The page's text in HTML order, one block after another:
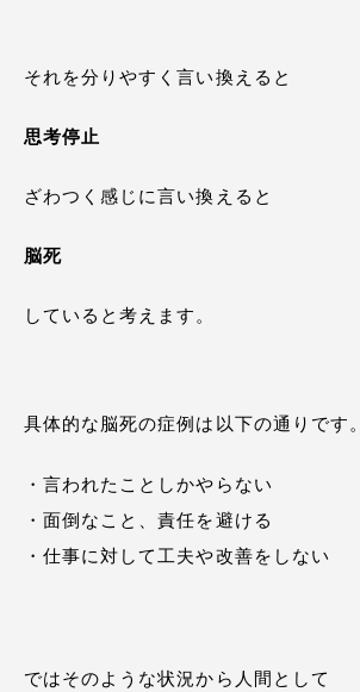
それを分りやすく言い換えると
思考停止
ざわつく感じに言い換えると
脳死
していると考えます。
具体的な脳死の症例は以下の通りです。
・言われたことしかやらない
・面倒なこと、責任を避ける
・仕事に対して工夫や改善をしない
ではそのような状況から人間として